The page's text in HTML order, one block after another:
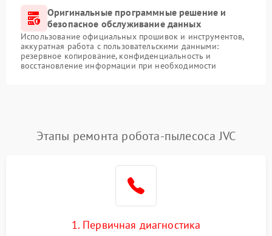
Оригинальные программные решение и
безопасное обслуживание данных
Использование официальных прошивок и инструментов,
аккуратная работа с пользовательскими данными:
резервное копирование, конфиденциальность и
восстановление информации при необходимости
Этапы ремонта робота-пылесоса JVC
1. Первичная диагностика